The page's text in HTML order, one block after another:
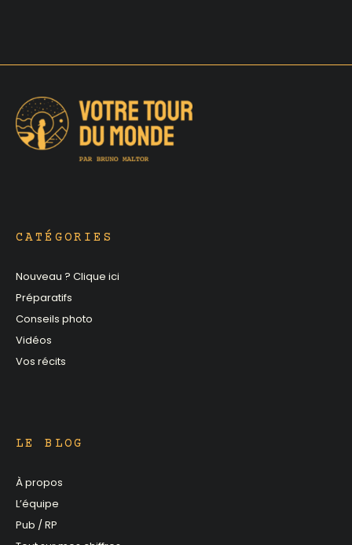
CATÉGORIES
Nouveau ? Clique ici
Préparatifs
Conseils photo
Vidéos
Vos récits
LE BLOG
À propos
L’équipe
Pub / RP